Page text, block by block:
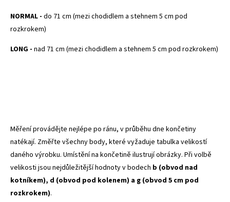
NORMAL - do 71 cm (mezi chodidlem a stehnem 5 cm pod
rozkrokem)
LONG - nad 71 cm (mezi chodidlem a stehnem 5 cm pod rozkrokem)
Měření provádějte nejlépe po ránu, v průběhu dne končetiny
natékají. Změřte všechny body, které vyžaduje tabulka velikostí
daného výrobku. Umístění na končetině ilustrují obrázky. Při volbě
velikosti jsou nejdůležitější hodnoty v bodech b (obvod nad
kotníkem), d (obvod pod kolenem) a g (obvod 5 cm pod
rozkrokem).